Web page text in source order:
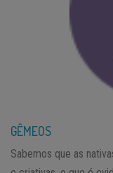
GÊMEOS
Sabemos que as